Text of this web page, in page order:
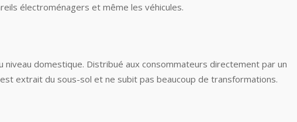
électroménagers et même les véhicules.
niveau domestique. Distribué aux consommateurs directement par un
extrait du sous-sol et ne subit pas beaucoup de transformations.